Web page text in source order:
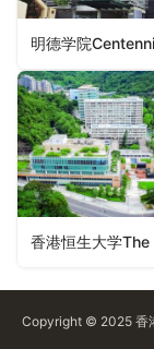
Copyright © 2025 香